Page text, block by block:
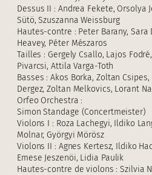
Dessus II : Andrea Fekete, Orsolya
Sütö, Szuszanna Weissburg
Hautes-contre : Peter Barany, Sara
Heavey, Péter Mészaros
Tailles : Gergely Csallo, Lajos
Pivarcsi, Attila Varga-Toth
Basses : Akos Borka, Zoltan
Dergez, Zoltan Melkovics, Lorant
Orfeo Orchestra :
Simon Standage (Concertmeister)
Violons I : Roza Lachegyi, Ildiko
Molnar, Györgyi Mörösz
Violons II : Agnes Kertesz, Ildiko
Emese Jeszenöi, Lidia Paulik
Hautes-contre de violons : Szilvia